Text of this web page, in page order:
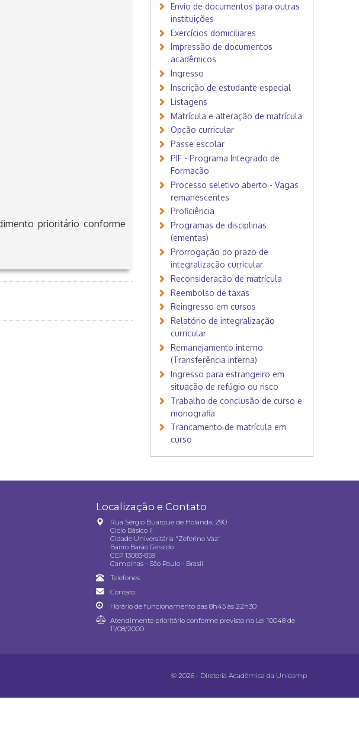
prioritário conforme
Envio de documentos para outras
instituições
Exercícios domiciliares
Impressão de documentos
acadêmicos
Ingresso
Inscrição de estudante especial
Listagens
Matrícula e alteração de matrícula
Opção curricular
Passe escolar
PIF - Programa Integrado de
Formação
Processo seletivo aberto - Vagas
remanescentes
Proficiência
Programas de disciplinas
(ementas)
Prorrogação do prazo de
integralização curricular
Reconsideração de matrícula
Reembolso de taxas
Reingresso em cursos
Relatório de integralização
curricular
Remanejamento interno
(Transferência interna)
Ingresso para estrangeiro em
situação de refúgio ou risco
Trabalho de conclusão de curso e
monografia
Trancamento de matrícula em
curso
Localização e Contato
Rua Sérgio Buarque de Holanda, 290
Ciclo Básico II
Cidade Universitária "Zeferino Vaz"
Bairro Barão Geraldo
CEP 13083-859
Campinas - São Paulo - Brasil
Telefones
Contato
Horário de funcionamento das 8h45 às 22h30
Atendimento prioritário conforme previsto na Lei 10048 de
11/08/2000
© 2026 - Diretoria Acadêmica da Unicamp